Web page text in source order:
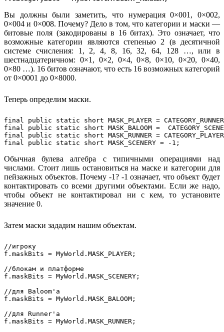
Вы должны были заметить, что нумерация 0×001, 0×002,
0×004 и 0×008. Почему? Дело в том, что категории и маски —
битовые поля (закодированы в 16 битах). Это означает, что
возможные категории являются степенью 2 (в десятичной
системе счисления: 1, 2, 4, 8, 16, 32, 64, 128 …, или в
шестнадцатеричном: 0×1, 0×2, 0×4, 0×8, 0×10, 0×20, 0×40,
0×80 …). 16 битов означают, что есть 16 возможных категорий
от 0×0001 до 0×8000.
Теперь определим маски.
final public static short MASK_PLAYER = CATEGORY_RUNNER
final public static short MASK_BALOOM =
final public static short MASK_RUNNER = CATEGORY_PLAYER
Обычная булева алгебра с типичными операциями над
числами. Стоит лишь остановиться на маске и категории для
пейзажных объектов. Почему -1? -1 означает, что объект будет
контактировать со всеми другими объектами. Если же надо,
чтобы объект не контактировал ни с кем, то установите
значение 0.
Затем маски зададим нашим объектам.
//игроку
f.maskBits = MyWorld.MASK_PLAYER;
//блокам и платформе
f.maskBits = MyWorld.MASK_SCENERY;
//для Baloom'а
f.maskBits = MyWorld.MASK_BALOOM;
//для Runner'а